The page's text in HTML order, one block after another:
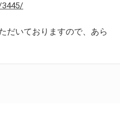
だいておりますので、あら